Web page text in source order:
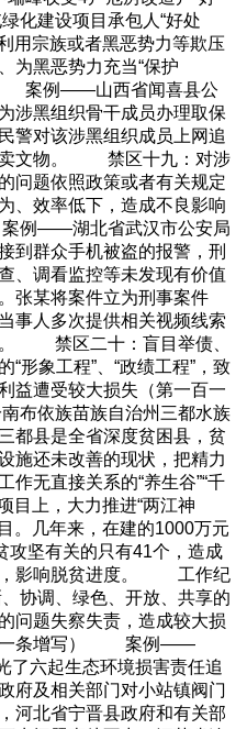
化建设项目承包人“好处
宗族或者黑恶势力等欺压
为黑恶势力充当“保护
案例——山西省闻喜县公
涉黑组织骨干成员办理取保
警对该涉黑组织成员上网追
卖文物。 禁区十九：对涉
问题依照政策或者有关规定
、效率低下，造成不良影响
例——湖北省武汉市公安局
到群众手机被盗的报警，刑
、调看监控等未发现有价值
张某将案件立为刑事案件
事人多次提供相关视频线索
。 禁区二十：盲目举债、
形象工程”、“政绩工程”，致
益遭受较大损失（第一百一
依族苗族自治州三都水族
都县是全省深度贫困县，贫
施还未改善的现状，把精力
作无直接关系的“养生谷”“千
目上，大力推进“两江神
。几年来，在建的1000万元
攻坚有关的只有41个，造成
，影响脱贫进度。 工作纪
调、绿色、开放、共享的
问题失察失责，造成较大损
十一条增写） 案例——
了六起生态环境损害责任追
及相关部门对小站镇阀门
河北省宁晋县政府和有关部